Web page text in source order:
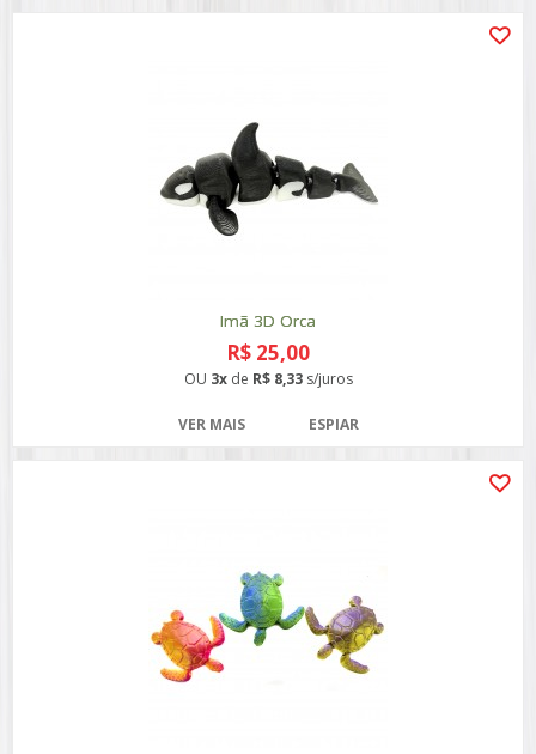
Imã 3D Orca
R$ 25,00
OU 3xde R$ 8,33s/juros
VER MAIS ESPIAR